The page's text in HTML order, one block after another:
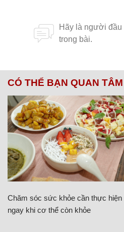
CÓ THỂ BẠN QUAN TÂM
Chăm sóc sức khỏe cần thực hiện
ngay khi cơ thể còn khỏe